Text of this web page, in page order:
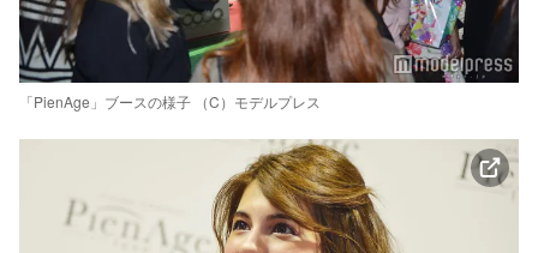
「PienAge」ブースの様子 （C）モデルプレス